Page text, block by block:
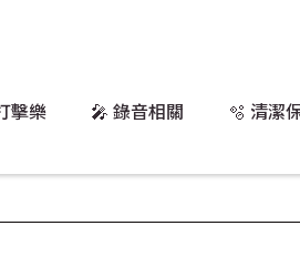
擊樂 🎤 錄音相關 🫧 清潔